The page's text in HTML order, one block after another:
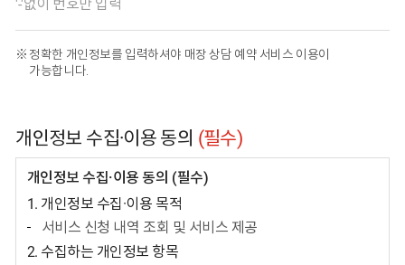
정확한 개인정보를 입력하셔야 매장 상담 예약 서비스 이용이
가능합니다.
개인정보 수집·이용 동의 (필수)
개인정보 수집·이용 동의 (필수)
1. 개인정보 수집·이용 목적
서비스 신청 내역 조회 및 서비스 제공
2. 수집하는 개인정보 항목